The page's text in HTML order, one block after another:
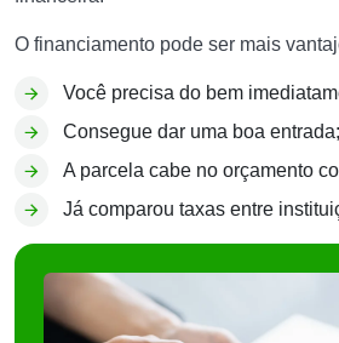
O financiamento pode ser mais
Você precisa do bem
Consegue dar uma boa entrada;
A parcela cabe no orçamento
Já comparou taxas entre